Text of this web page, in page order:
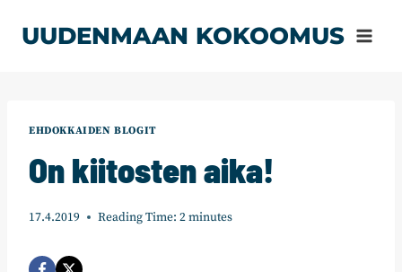
sisältöön
UUDENMAAN KOKOOMUS
EHDOKKAIDEN BLOGIT
On kiitosten aika!
17.4.2019 Reading Time: 2minutes